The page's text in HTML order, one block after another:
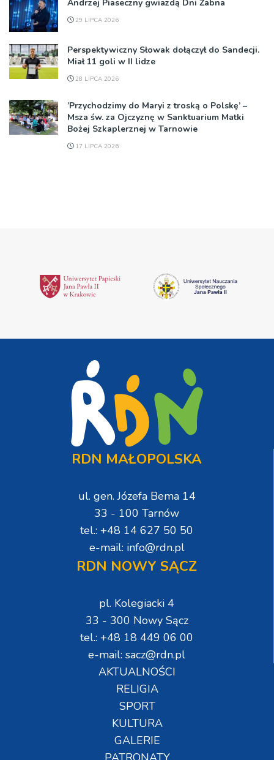
Andrzej Piaseczny gwiazdą Dni Żabna
29 LIPCA 2026
Perspektywiczny Słowak dołączył do Sandecji.
Miał 11 goli w II lidze
28 LIPCA 2026
’Przychodzimy do Maryi z troską o Polskę’ –
Msza św. za Ojczyznę w Sanktuarium Matki
Bożej Szkaplerznej w Tarnowie
17 LIPCA 2026
RDN MAŁOPOLSKA
ul. gen. Józefa Bema 14
33 - 100 Tarnów
tel.: +48 14 627 50 50
e-mail: info@rdn.pl
RDN NOWY SĄCZ
pl. Kolegiacki 4
33 - 300 Nowy Sącz
tel.: +48 18 449 06 00
e-mail: sacz@rdn.pl
AKTUALNOŚCI
RELIGIA
SPORT
KULTURA
GALERIE